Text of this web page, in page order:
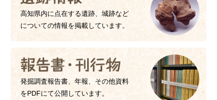
高知県内に点在する遺跡、城跡など
についての情報を掲載しています。
発掘調査報告書、年報、その他資料
をPDFにて公開しています。